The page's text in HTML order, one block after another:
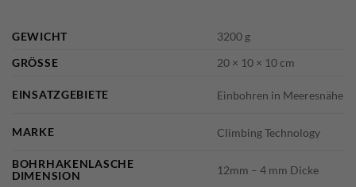
GEWICHT
3200 g
GRÖSSE
20 × 10 × 10 cm
EINSATZGEBIETE Einbohren in Meeresnähe
MARKE Climbing Technology
BOHRHAKENLASCHE
DIMENSION
12mm – 4 mm Dicke